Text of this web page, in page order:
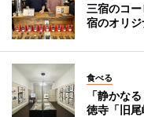
三宿のコ
宿のオリ
食べる
「静かな
徳寺「旧